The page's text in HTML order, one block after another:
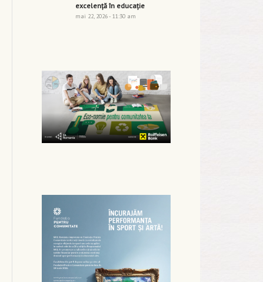
excelență în educație
mai 22, 2026 - 11:30 am